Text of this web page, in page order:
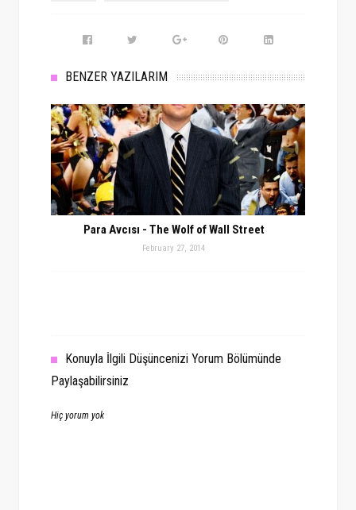
BENZER YAZILARIM
Para Avcısı - The Wolf of Wall Street
February 27, 2014
Konuyla İlgili Düşüncenizi Yorum Bölümünde
Paylaşabilirsiniz
Hiç yorum yok